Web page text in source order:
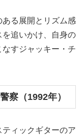
る展開とリズム感
追いかけ、自身の
すジャッキー・チ
察（1992年）
ィックギターのア